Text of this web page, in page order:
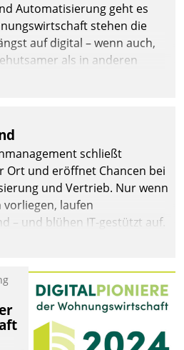
Automatisierung geht es
stehen die
auf digital – wenn auch,
als in anderen
schließt
Ort und eröffnet Chancen bei
und Vertrieb. Nur wenn
laufen
– und blühen IT-gestützt auf.